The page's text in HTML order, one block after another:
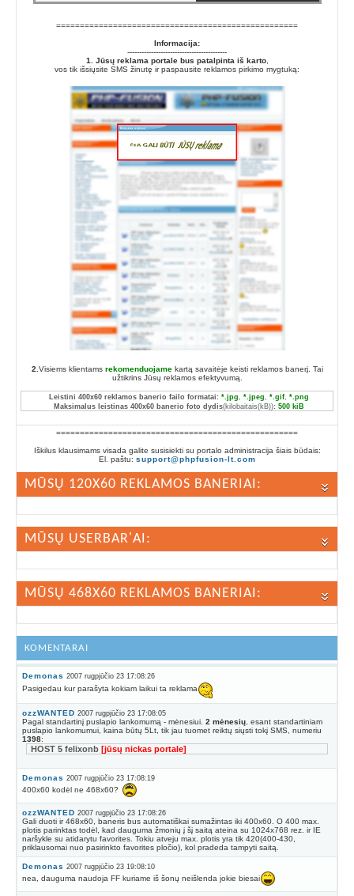
===================================================
Informacija:
------------------------------------------
1. Jūsų reklama portale bus patalpinta iš karto,
vos tik išsiųsite SMS žinutę ir paspausite reklamos pirkimo mygtuką:
2.Visiems klientams rekomenduojamekartą savaitėje keisti reklamos banerį. Tai
užtikrins Jūsų reklamos efektyvumą.
Leistini 400x60 reklamos banerio failo formatai: *.jpg, *.jpeg, *.gif, *.png
Maksimalus leistinas 400x60 banerio foto dydis(kilobaitais(kB)): 500 kiB
===================================================
Iškilus klausimams visada galite susisiekti su portalo administracija šiais būdais:
El. paštu: support@phpfusion-lt.com
MŪSŲ 120X60 REKLAMOS BANERIAI:
MŪSŲ USERBAR'AI:
MŪSŲ 468X60 REKLAMOS BANERIAI:
KOMENTARAI
Demonas 2007 rugpjūčio 23 17:08:26
Pasigedau kur parašyta kokiam laikui ta reklama
ozzWANTED 2007 rugpjūčio 23 17:08:05
Pagal standartinį puslapio lankomumą - mėnesiui. 2 mėnesių, esant standartiniam
puslapio lankomumui, kaina būtų 5Lt, tik jau tuomet reiktų siųsti tokį SMS, numeriu
1398:
HOST 5 felixonb [jūsų nickas portale]
Demonas 2007 rugpjūčio 23 17:08:19
400x60 kodėl ne 468x60?
ozzWANTED 2007 rugpjūčio 23 17:08:26
Gali duoti ir 468x60, baneris bus automatiškai sumažintas iki 400x60. O 400 max.
plotis parinktas todėl, kad dauguma žmonių į šį saitą ateina su 1024x768 rez. ir IE
naršykle su atidarytu favorites. Tokiu atveju max. plotis yra tik 420(400-430,
priklausomai nuo pasirinkto favorites pločio), kol pradeda tampyti saitą.
Demonas 2007 rugpjūčio 23 19:08:10
nea, dauguma naudoja FF kuriame iš šonų neišlenda jokie biesai